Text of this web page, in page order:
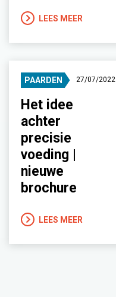
LEES MEER
PAARDEN 27/07/2022
Het idee
achter
precisie
voeding |
nieuwe
brochure
LEES MEER